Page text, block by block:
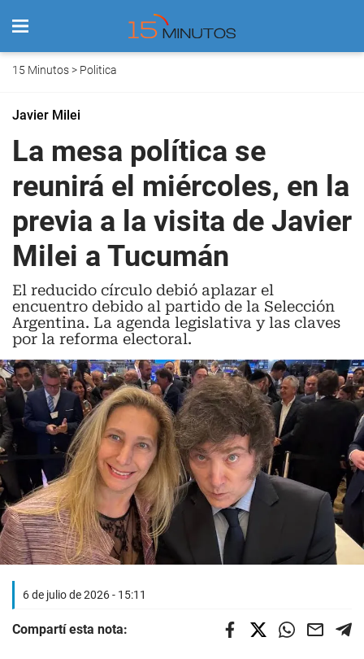
15 Minutos> Politica
Javier Milei
La mesa política se
reunirá el miércoles, en la
previa a la visita de Javier
Milei a Tucumán
El reducido círculo debió aplazar el
encuentro debido al partido de la Selección
Argentina. La agenda legislativa y las claves
por la reforma electoral.
6 de julio de 2026 - 15:11
Compartí esta nota: